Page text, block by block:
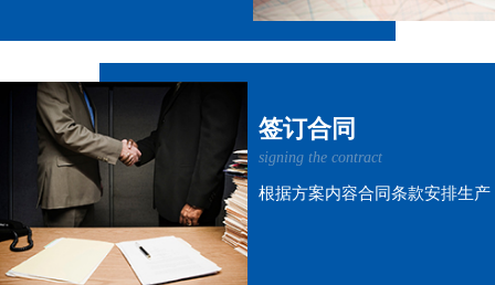
签订合同
signing the contract
根据方案内容合同条款安排生产